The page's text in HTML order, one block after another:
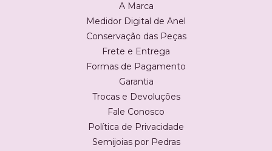
A Marca
Medidor Digital de Anel
Conservação das Peças
Frete e Entrega
Formas de Pagamento
Garantia
Trocas e Devoluções
Fale Conosco
Política de Privacidade
Semijoias por Pedras